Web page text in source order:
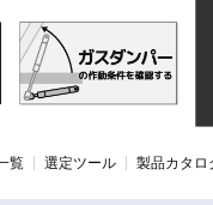
覧 選定ツール 製品カタロ